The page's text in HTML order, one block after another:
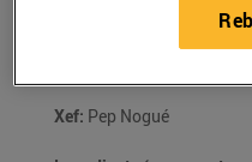
07/d’octubre/2015
Xef: Pep Nogué